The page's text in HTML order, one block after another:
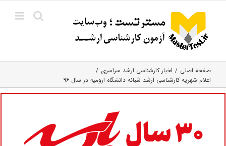
content
صفحه اصلی
اخبار کارشناسی ارشد سراسری
اعلام شهریه کارشناسی ارشد شبانه دانشگاه ارومیه در سال ۹۶